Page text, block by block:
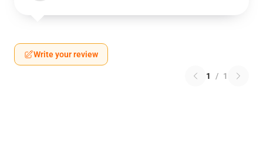
Write your review
1 / 1